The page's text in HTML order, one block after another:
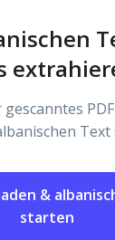
gescanntes
&
starten